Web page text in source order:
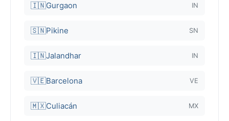
🇮🇳Gurgaon IN
🇸🇳Pikine SN
🇮🇳Jalandhar IN
🇻🇪Barcelona VE
🇲🇽Culiacán MX